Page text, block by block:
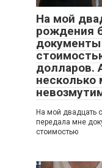
На мой
рождения
долларов.
несколько
На мой двадцать
передала мне
стоимостью